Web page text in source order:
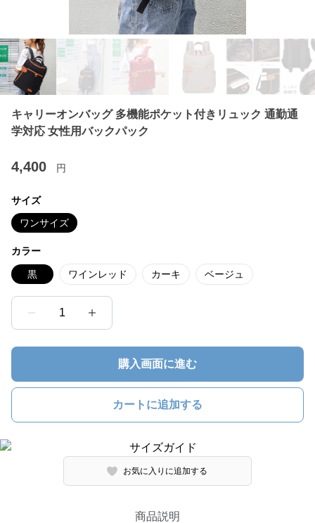
キャリーオンバッグ 多機能ポケット付きリュック 通勤通
学対応 女性用バックパック
4,400 円
サイズ
ワンサイズ
カラー
黒 ワインレッド カーキ ベージュ
1
購入画面に進む
カートに追加する
お気に入りに追加する
商品説明